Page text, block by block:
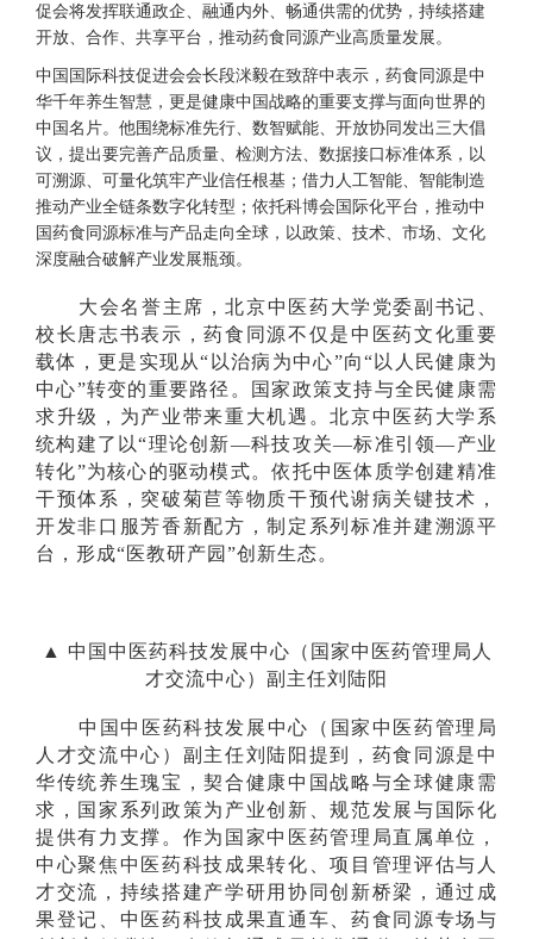
促会将发挥联通政企、融通内外、畅通供需的优势，持续搭建
开放、合作、共享平台，推动药食同源产业高质量发展。
中国国际科技促进会会长段洣毅在致辞中表示，药食同源是中
华千年养生智慧，更是健康中国战略的重要支撑与面向世界的
中国名片。他围绕标准先行、数智赋能、开放协同发出三大倡
议，提出要完善产品质量、检测方法、数据接口标准体系，以
可溯源、可量化筑牢产业信任根基；借力人工智能、智能制造
推动产业全链条数字化转型；依托科博会国际化平台，推动中
国药食同源标准与产品走向全球，以政策、技术、市场、文化
深度融合破解产业发展瓶颈。
大会名誉主席，北京中医药大学党委副书记、
校长唐志书表示，药食同源不仅是中医药文化重要
载体，更是实现从“以治病为中心”向“以人民健康为
中心”转变的重要路径。国家政策支持与全民健康需
求升级，为产业带来重大机遇。北京中医药大学系
统构建了以“理论创新—科技攻关—标准引领—产业
转化”为核心的驱动模式。依托中医体质学创建精准
干预体系，突破菊苣等物质干预代谢病关键技术，
开发非口服芳香新配方，制定系列标准并建溯源平
台，形成“医教研产园”创新生态。
▲ 中国中医药科技发展中心（国家中医药管理局人
才交流中心）副主任刘陆阳
中国中医药科技发展中心（国家中医药管理局
人才交流中心）副主任刘陆阳提到，药食同源是中
华传统养生瑰宝，契合健康中国战略与全球健康需
求，国家系列政策为产业创新、规范发展与国际化
提供有力支撑。作为国家中医药管理局直属单位，
中心聚焦中医药科技成果转化、项目管理评估与人
才交流，持续搭建产学研用协同创新桥梁，通过成
果登记、中医药科技成果直通车、药食同源专场与